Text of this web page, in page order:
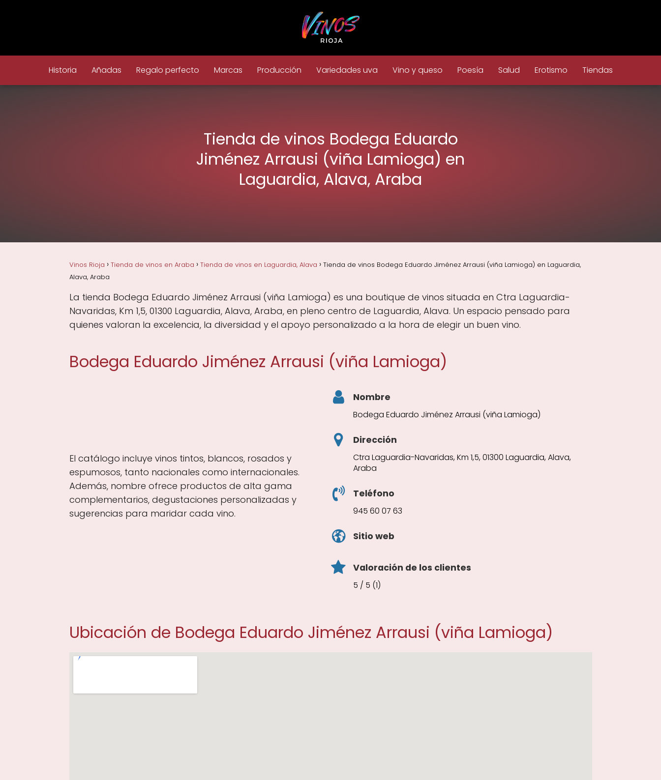
Historia Añadas Regalo perfecto Marcas Producción Variedades uva Vino y queso Poesía Salud Erotismo Tiendas
Tienda de vinos Bodega Eduardo
Jiménez Arrausi (viña Lamioga) en
Laguardia, Alava, Araba
Vinos Rioja Tienda de vinos en Araba Tienda de vinos en Laguardia, Alava
Tienda de vinos Bodega Eduardo Jiménez Arrausi (viña Lamioga) en Laguardia,
Alava, Araba
La tienda Bodega Eduardo Jiménez Arrausi (viña Lamioga) es una boutique de vinos situada en Ctra Laguardia-
Navaridas, Km 1,5, 01300 Laguardia, Alava, Araba, en pleno centro de Laguardia, Alava. Un espacio pensado para
quienes valoran la excelencia, la diversidad y el apoyo personalizado a la hora de elegir un buen vino.
Bodega Eduardo Jiménez Arrausi (viña Lamioga)
El catálogo incluye vinos tintos, blancos, rosados y
espumosos, tanto nacionales como internacionales.
Además, nombre ofrece productos de alta gama
complementarios, degustaciones personalizadas y
sugerencias para maridar cada vino.
Nombre
Bodega Eduardo Jiménez Arrausi (viña Lamioga)
Dirección
Ctra Laguardia-Navaridas, Km 1,5, 01300 Laguardia, Alava,
Araba
Teléfono
945 60 07 63
Sitio web
Valoración de los clientes
5 / 5 (1)
Ubicación de Bodega Eduardo Jiménez Arrausi (viña Lamioga)